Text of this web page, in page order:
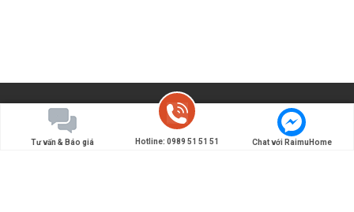
Tư vấn & Báo giá Hotline: 0989 51 51 51 Chat với RaimuHome